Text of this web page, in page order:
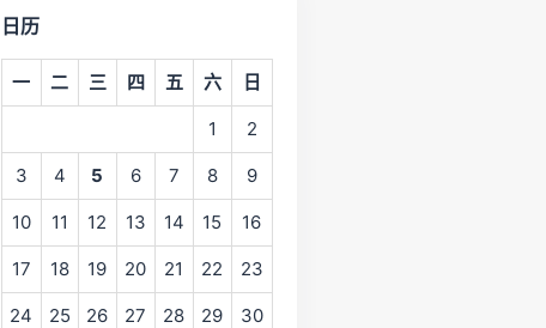
日历
一 二 三 四 五 六 日
1 2
3 4 5 6 7 8 9
10 11 12 13 14 15 16
17 18 19 20 21 22 23
24 25 26 27 28 29 30